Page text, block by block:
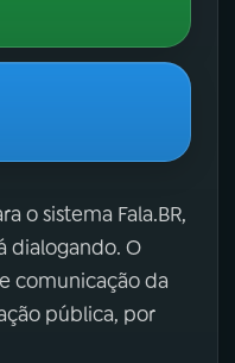
o sistema Fala.BR,
dialogando. O
comunicação da
pública, por